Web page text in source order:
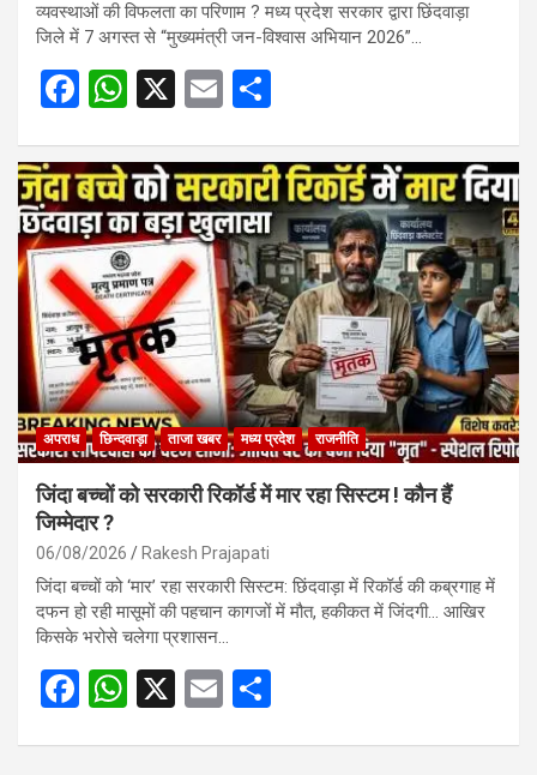
व्यवस्थाओं की विफलता का परिणाम ? मध्य प्रदेश सरकार द्वारा छिंदवाड़ा
जिले में 7 अगस्त से “मुख्यमंत्री जन-विश्वास अभियान 2026”…
F
ce
b
o
o
k
W
at
s
A
p
p
X
E
ail ar
e
अपराध छिन्दवाड़ा ताजा खबर मध्य प्रदेश राजनीति
जिंदा बच्चों को सरकारी रिकॉर्ड में मार रहा सिस्टम ! कौन हैं
जिम्मेदार ?
06/08/2026 Rakesh Prajapati
जिंदा बच्चों को ‘मार’ रहा सरकारी सिस्टम: छिंदवाड़ा में रिकॉर्ड की कब्रगाह में
दफन हो रही मासूमों की पहचान कागजों में मौत, हकीकत में जिंदगी… आखिर
किसके भरोसे चलेगा प्रशासन…
F
W X
E